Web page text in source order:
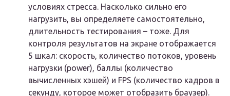
условиях стресса. Насколько сильно его
нагрузить, вы определяете самостоятельно,
длительность тестирования – тоже. Для
контроля результатов на экране отображается
5 шкал: скорость, количество потоков, уровень
нагрузки (power), баллы (количество
вычисленных хэшей) и FPS (количество кадров в
секунду, которое может отобразить браузер).